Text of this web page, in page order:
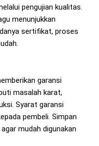
pengujian kualitas.
menunjukkan
sertifikat, proses
garansi
masalah karat,
Syarat garansi
pembeli. Simpan
mudah digunakan